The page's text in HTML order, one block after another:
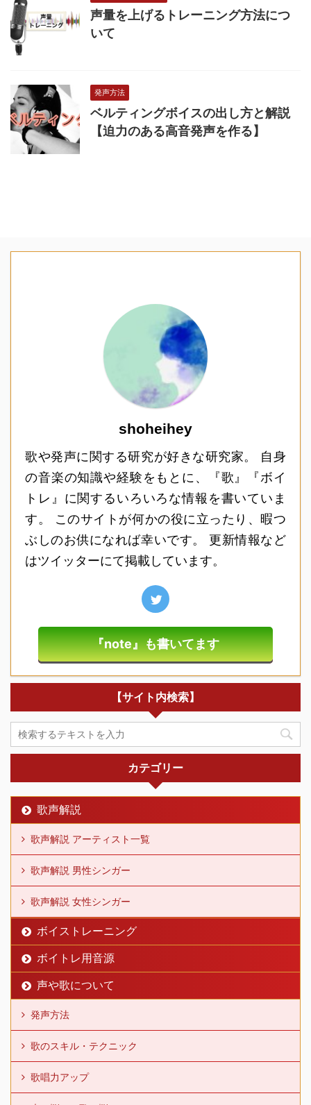
声量を上げるトレーニング方法につ
いて
発声方法
ベルティングボイスの出し方と解説
【迫力のある高音発声を作る】
shoheihey
歌や発声に関する研究が好きな研究家。 自身
の音楽の知識や経験をもとに、『歌』『ボイ
トレ』に関するいろいろな情報を書いていま
す。 このサイトが何かの役に立ったり、暇つ
ぶしのお供になれば幸いです。 更新情報など
はツイッターにて掲載しています。
『note』も書いてます
【サイト内検索】
カテゴリー
歌声解説
歌声解説 アーティスト一覧
歌声解説 男性シンガー
歌声解説 女性シンガー
ボイストレーニング
ボイトレ用音源
声や歌について
発声方法
歌のスキル・テクニック
歌唱力アップ